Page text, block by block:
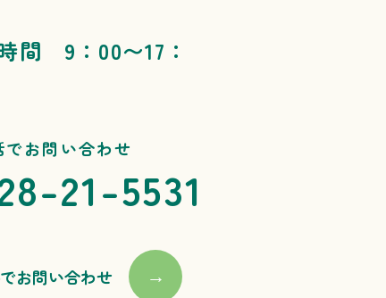
間 9：00〜17：
でお問い合わせ
21-5531
お問い合わせ →